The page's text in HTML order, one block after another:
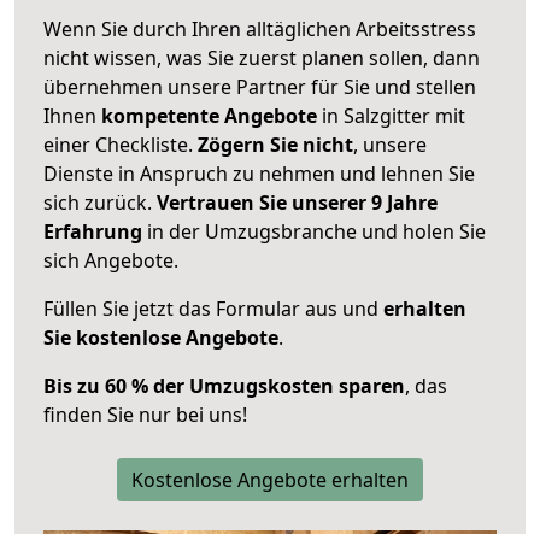
Wenn Sie durch Ihren alltäglichen Arbeitsstress
nicht wissen, was Sie zuerst planen sollen, dann
übernehmen unsere Partner für Sie und stellen
Ihnen kompetente Angebote in Salzgitter mit
einer Checkliste. Zögern Sie nicht, unsere
Dienste in Anspruch zu nehmen und lehnen Sie
sich zurück. Vertrauen Sie unserer 9 Jahre
Erfahrung in der Umzugsbranche und holen Sie
sich Angebote.
Füllen Sie jetzt das Formular aus und erhalten
Sie kostenlose Angebote.
Bis zu 60 % der Umzugskosten sparen, das
finden Sie nur bei uns!
Kostenlose Angebote erhalten